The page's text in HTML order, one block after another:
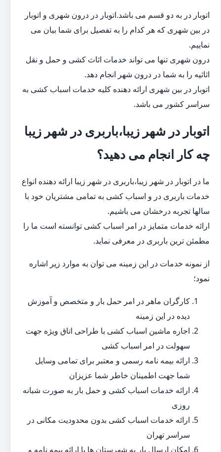
اتوبار در به دو قسم می باشد.اتوبار در درون شهری و اتوبار
در بین شهری که هر کدام را به تفصیل برای شما بیان می
نماییم.
درون شهری تنها می تواند خدمات اثاث کشی و حمل و نقل
اثاثیه را به شما در درون شهر انجام دهد.
اتوبار در بین شهری ارائه دهنده کلیه خدمات اسباب کشی به
سراسر کشور می باشد.
اتوبار در شهر زیبا،باربری در شهر زیبا
چه کار انجام می دهید؟
ما در اتوبار در شهر زیبا،باربری در شهر زیبا ارائه دهنده انواع
خدمات باربری در و اسباب کشی به تمامی مشتریان خود با
سالها تجربه درخشان می باشیم.
ارائه خدمات متمایز در امر اسباب کشی توانسته است ما را
مطمئن ترین باربری در معرفی نماید.
از نمونه خدمات در این زمینه می توان به موارد زیر اشاره
نمود؛
کارگران ماهر در امر حمل بار و متخصص و آموزش
دیده در این زمینه
اجاره ماشین اسباب کشی با طراحی اتاق ویژه جهت
سهولت در امر اسباب کشی
ارائه بیمه نامه رسمی و معتبر برای تمامی وسایل
شما جهت اطمینان خاطر شما عزیزان
ارائه خدمات اسباب کشی و حمل بار به صورت شبانه
روزی
ارائه خدمات اسباب کشی بدون محدودیت مکانی در
سراسر تهران
امکان ارسال بار به شهرستان ها با ارائه بیمه نامه و